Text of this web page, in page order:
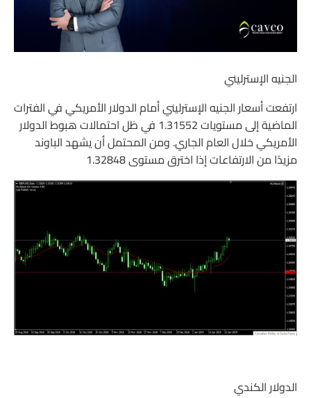
الجنيه الإسترليني
ارتفعت أسعار الجنيه الإسترليني أمام الدولار الأمريكي في الفترات
الماضية إلى مستويات 1.31552 في ظل احتمالات هبوط الدولار
الأمريكي خلال العام الجاري. ومن المحتمل أن يشهد الباوند
مزيدًا من الارتفاعات إذا اخترق مستوى 1.32848
الدولار الكندي